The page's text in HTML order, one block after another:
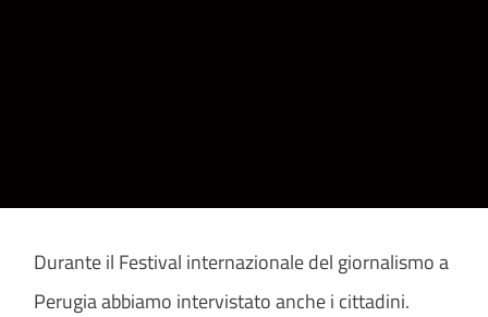
Durante il Festival internazionale del giornalismo a
Perugia abbiamo intervistato anche i cittadini.